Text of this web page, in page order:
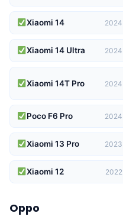
Xiaomi 14 2024
Xiaomi 14 Ultra 2024
Xiaomi 14T Pro 2024
Poco F6 Pro 2024
Xiaomi 13 Pro 2023
Xiaomi 12 2022
Oppo